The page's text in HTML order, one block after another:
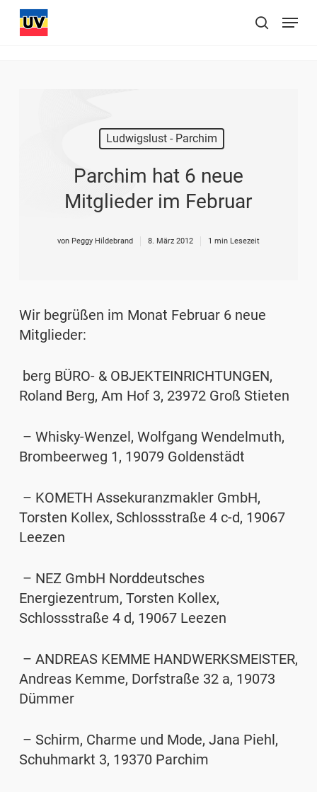
Skip
suchen
Menu
Ludwigslust - Parchim
Parchim hat 6 neue
Mitglieder im Februar
von Peggy Hildebrand 8. März 2012 1 min Lesezeit
Wir begrüßen im Monat Februar 6 neue
Mitglieder:
berg BÜRO- & OBJEKTEINRICHTUNGEN,
Roland Berg, Am Hof 3, 23972 Groß Stieten
– Whisky-Wenzel, Wolfgang Wendelmuth,
Brombeerweg 1, 19079 Goldenstädt
– KOMETH Assekuranzmakler GmbH,
Torsten Kollex, Schlossstraße 4 c-d, 19067
Leezen
– NEZ GmbH Norddeutsches
Energiezentrum, Torsten Kollex,
Schlossstraße 4 d, 19067 Leezen
– ANDREAS KEMME HANDWERKSMEISTER,
Andreas Kemme, Dorfstraße 32 a, 19073
Dümmer
– Schirm, Charme und Mode, Jana Piehl,
Schuhmarkt 3, 19370 Parchim